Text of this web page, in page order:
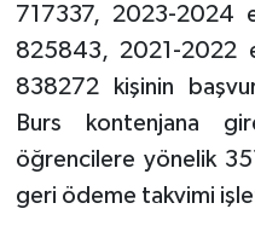
717337, 2023-2024
825843, 2021-2022
838272 kişinin
Burs kontenjana
öğrencilere yönelik
geri ödeme takvimi